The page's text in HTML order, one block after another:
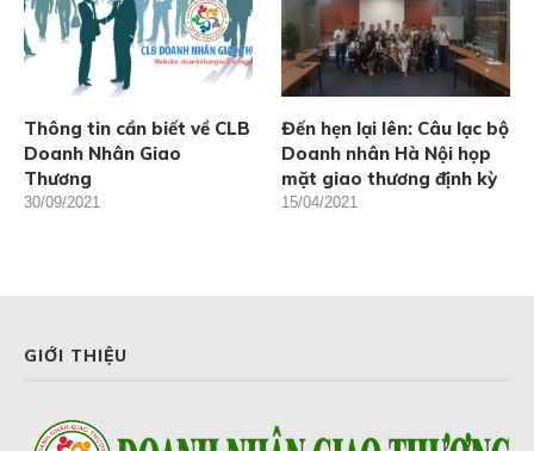
Thông tin cần biết về CLB
Doanh Nhân Giao
Thương
30/09/2021
Đến hẹn lại lên: Câu lạc bộ
Doanh nhân Hà Nội họp
mặt giao thương định kỳ
15/04/2021
GIỚI THIỆU